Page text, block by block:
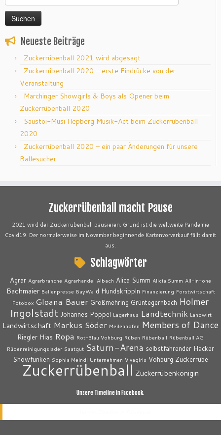
nach:
Neueste Beiträge
Zuckerrübenball 2021 wird abgesagt
Zuckerrübenball 2020 – erste Eindrücke von der
Veranstaltung
Marchinger Showgirls & Boys als Opener beim
Zuckerrübenball 2020
Saustoi-Musi Hepberg Musik-Act beim Zuckerrübenball
2020
Zuckerrübenball 2020 – ein paar Änderungen für unsere
Ballesucher
Zuckerrübenball macht Pause
2021 wird der Zuckerrübenball pausieren. Grund ist die weltweite Pandemie
Covid19. Der normalerweise im November beginnende Kartenvorverkauf fällt damit
aus.
Schlagwörter
Agrar Agrarbranche Agrarhandel Albach Alica Summ Alicia Summ All-in-one
Bachmaier Ballenpresse BayWa d Hundskrippln Finanzierung Forstwirtschaft
Fotobox Gloana Bauer Großmehring Grüntegernbach Holmer
Ingolstadt Johannes Pöppel Lagerhaus Landtechnik Landwirt
Landwirtschaft Markus Söder Meilenhofen Members of Dance
Riegler Hias Ropa Rot-Blau Vohburg Rüben Rübenball Rübenball AG
Rübenreinigungslader Saatgut Saturn-Arena selbstfahrender Hacker
Showfunken Sophia Meindl Unternehmen Vivagirls Vohburg Zuckerrübe
Zuckerrübenball Zuckerrübenkönigin
Unsere Timeline in Facebook.